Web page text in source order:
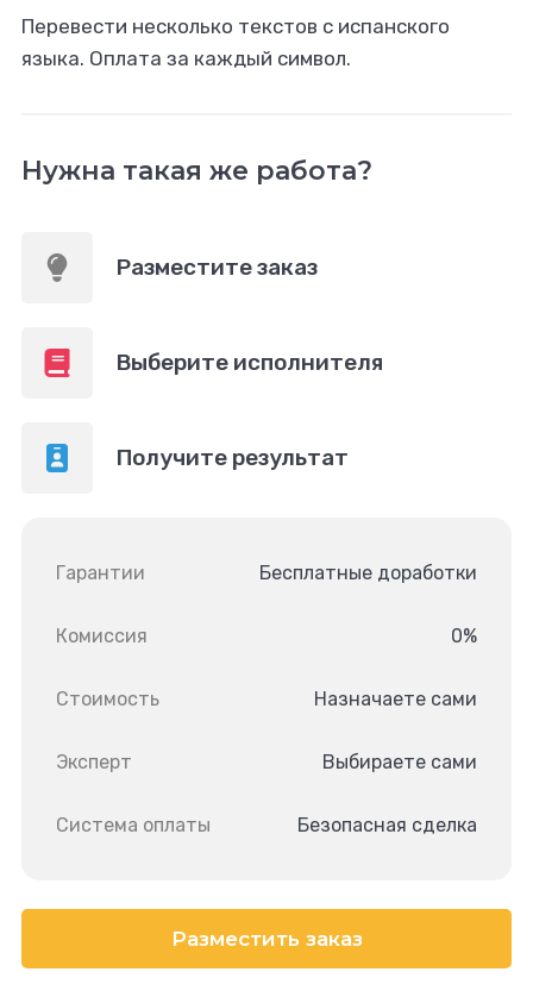
Перевести несколько текстов с испанского
языка. Оплата за каждый символ.
Нужна такая же работа?
Разместите заказ
Выберите исполнителя
Получите результат
Гарантии Бесплатные доработки
Комиссия 0%
Стоимость Назначаете сами
Эксперт Выбираете сами
Система оплаты Безопасная сделка
Разместить заказ